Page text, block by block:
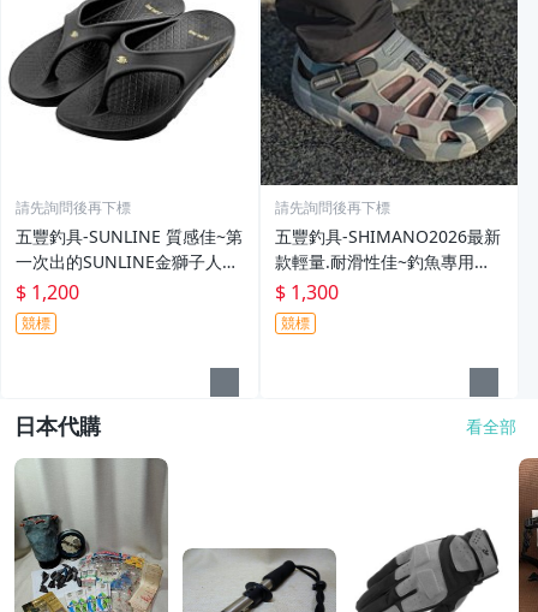
請先詢問後再下標
五豐釣具-SUNLINE 質感佳~第
一次出的SUNLINE金獅子人字
夾腳拖鞋SUS-401特價1200元
$ 1,200
競標
請先詢問後再下標
五豐釣具-SHIMANO2026最新
款輕量.耐滑性佳~釣魚專用布
希涼鞋 FS-091I特價1300元
$ 1,300
競標
日本代購 看全部